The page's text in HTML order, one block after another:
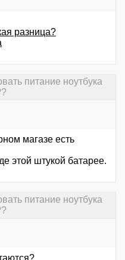
разница?
питание ноутбука
магазе есть
этой штукой батарее.
питание ноутбука